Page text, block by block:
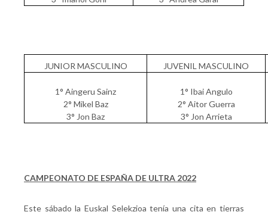
JUNIOR MASCULINO JUVENIL MASCULINO
1° Aingeru Sainz
2° Mikel Baz
3° Jon Baz
1° Ibai Angulo
2° Aitor Guerra
3° Jon Arrieta
CAMPEONATO DE ESPAÑA DE ULTRA 2022
Este sábado la Euskal Selekzioa tenía una cita en tierras